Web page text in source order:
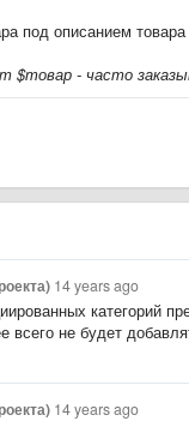
под описанием
$товар - часто
14 years ago
категорий
всего не будет
14 years ago